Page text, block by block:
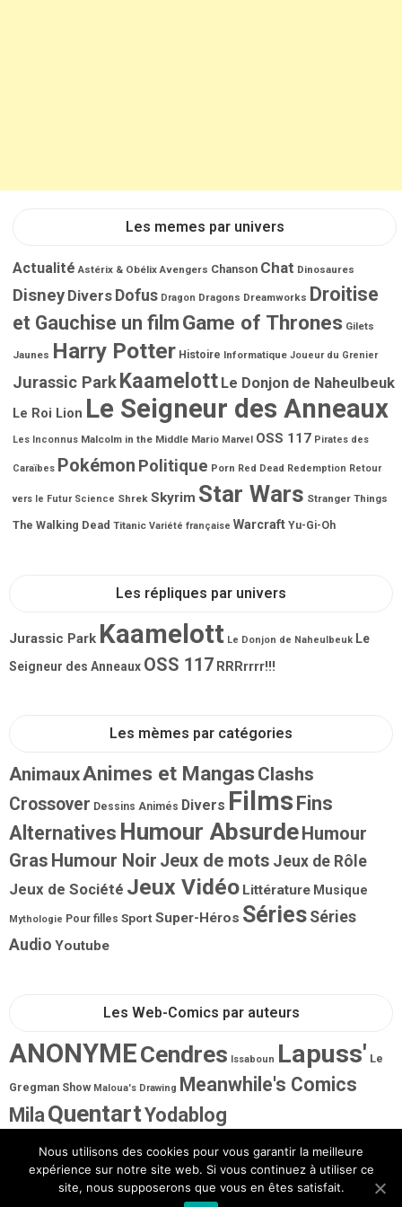
Les memes par univers
Actualité Astérix & Obélix Avengers Chanson Chat Dinosaures
Disney Divers Dofus Dragon Dragons Dreamworks Droitise
et Gauchise un film Game of Thrones Gilets
Jaunes Harry Potter Histoire Informatique Joueur du Grenier
Jurassic ParkKaamelott Le Donjon de Naheulbeuk
Le Roi Lion Le Seigneur des Anneaux
Les Inconnus Malcolm in the Middle Mario Marvel OSS 117 Pirates des
Caraïbes Pokémon Politique Porn Red Dead Redemption Retour
vers le Futur Science Shrek Skyrim Star Wars Stranger Things
The Walking Dead Titanic Variété française Warcraft Yu-Gi-Oh
Les répliques par univers
Jurassic Park Kaamelott Le Donjon de Naheulbeuk Le
Seigneur des Anneaux OSS 117 RRRrrrr!!!
Les mèmes par catégories
AnimauxAnimes et MangasClashs
Crossover Dessins Animés Divers Films Fins
Alternatives Humour AbsurdeHumour
Gras Humour Noir Jeux de mots Jeux de Rôle
Jeux de Société Jeux Vidéo Littérature Musique
Mythologie Pour filles SportSuper-Héros Séries Séries
Audio Youtube
Les Web-Comics par auteurs
ANONYMECendres Issaboun Lapuss' Le
Gregman Show Maloua's Drawing Meanwhile's Comics
MilaQuentartYodablog
Nous utilisons des cookies pour vous garantir la meilleure
expérience sur notre site web. Si vous continuez à utiliser ce
site, nous supposerons que vous en êtes satisfait.